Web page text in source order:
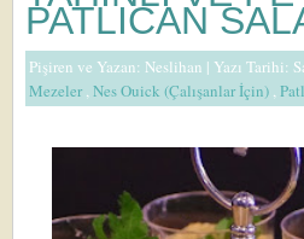
PATLICAN
Pişiren ve Yazan: Neslihan | Yazı Tarihi:
Mezeler,Nes Ouick (Çalışanlar İçin) ,